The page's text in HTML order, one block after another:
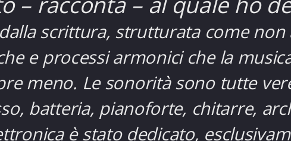
scrittura, strutturata come non
e processi armonici che la
meno. Le sonorità sono tutte
batteria, pianoforte, chitarre,
è stato dedicato,